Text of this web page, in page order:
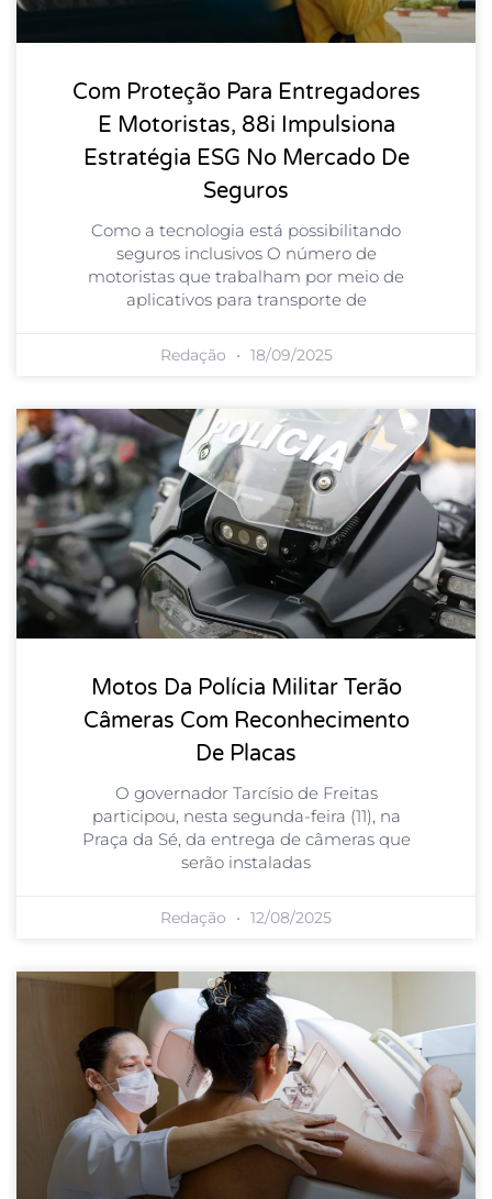
Com Proteção Para Entregadores
E Motoristas, 88i Impulsiona
Estratégia ESG No Mercado De
Seguros
Como a tecnologia está possibilitando
seguros inclusivos O número de
motoristas que trabalham por meio de
aplicativos para transporte de
Redação 18/09/2025
Motos Da Polícia Militar Terão
Câmeras Com Reconhecimento
De Placas
O governador Tarcísio de Freitas
participou, nesta segunda-feira (11), na
Praça da Sé, da entrega de câmeras que
serão instaladas
Redação 12/08/2025